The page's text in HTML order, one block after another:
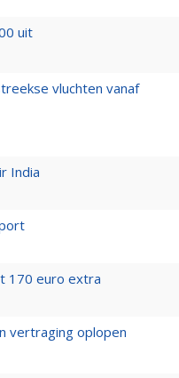
uit
vluchten vanaf
India
170 euro extra
vertraging oplopen